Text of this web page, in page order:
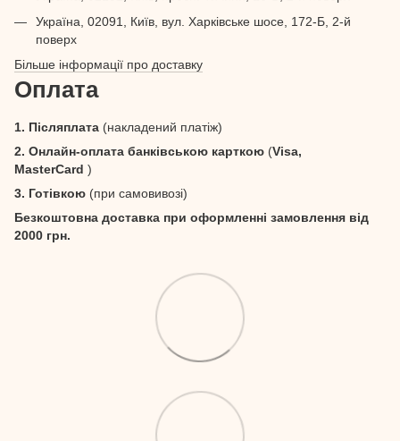
Україна, 02091, Київ, вул. Харківське шосе, 172-Б, 2-й
поверх
Більше інформації про доставку
Оплата
1. Післяплата (накладений платіж)
2. Онлайн-оплата банківською карткою (Visa,
MasterCard )
3. Готівкою (при самовивозі)
Безкоштовна доставка при оформленні замовлення від
2000 грн.